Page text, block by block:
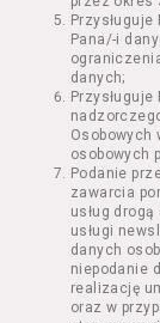
na
§ 2
Pana/-i
danych;
Osobowych
osobowych
Podanie
zawarcia
usług
usługi
danych
niepodanie
realizację
oraz w